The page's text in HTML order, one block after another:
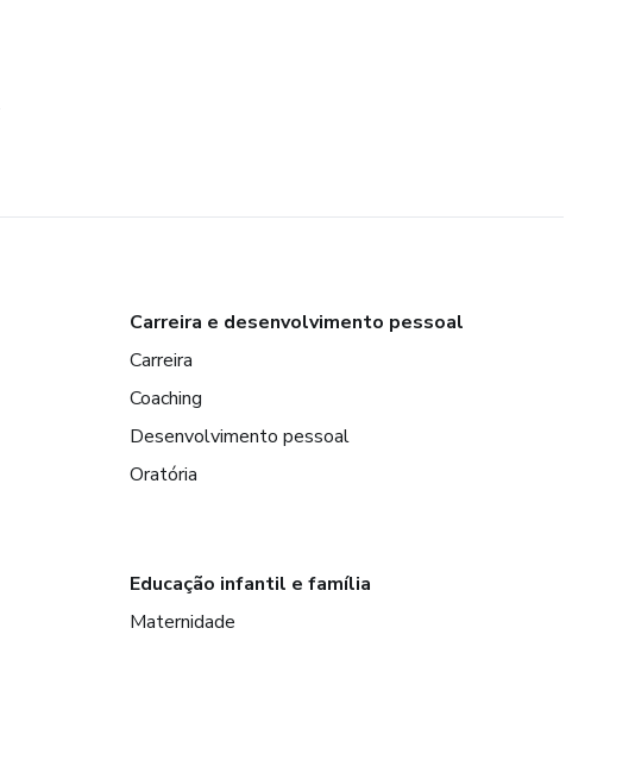
Carreira e desenvolvimento pessoal
Carreira
Coaching
Desenvolvimento pessoal
Oratória
Educação infantil e família
Maternidade